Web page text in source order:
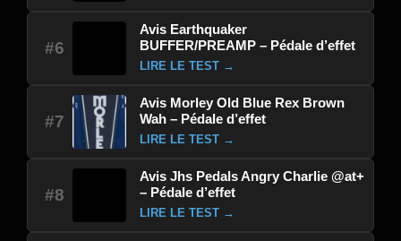
#6
Avis Earthquaker
BUFFER/PREAMP – Pédale d’effet
LIRE LE TEST →
#7
Avis Morley Old Blue Rex Brown
Wah – Pédale d’effet
LIRE LE TEST →
#8
Avis Jhs Pedals Angry Charlie @at+
– Pédale d’effet
LIRE LE TEST →